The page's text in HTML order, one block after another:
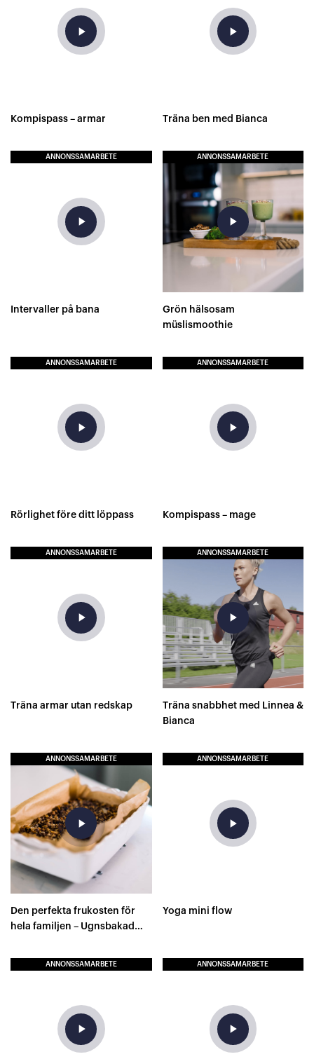
play_arrow
Kompispass – armar
play_arrow
Träna ben med Bianca
ANNONSSAMARBETE
play_arrow
Intervaller på bana
ANNONSSAMARBETE
play_arrow
Grön hälsosam
müslismoothie
ANNONSSAMARBETE
play_arrow
Rörlighet före ditt löppass
ANNONSSAMARBETE
play_arrow
Kompispass – mage
ANNONSSAMARBETE
play_arrow
Träna armar utan redskap
ANNONSSAMARBETE
play_arrow
Träna snabbhet med Linnea &
Bianca
ANNONSSAMARBETE
play_arrow
Den perfekta frukosten för
hela familjen – Ugnsbakad
ANNONSSAMARBETE
play_arrow
Yoga mini flow
ANNONSSAMARBETE
play_arrow
ANNONSSAMARBETE
play_arrow